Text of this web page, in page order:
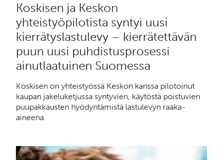
Koskisen ja Keskon
yhteistyöpilotista syntyi uusi
kierrätyslastulevy – kierrätettävän
puun uusi puhdistusprosessi
ainutlaatuinen Suomessa
Koskisen on yhteistyössä Keskon kanssa pilotoinut
kaupan jakeluketjussa syntyvien, käytöstä poistuvien
puupakkausten hyödyntämistä lastulevyn raaka-
aineena.